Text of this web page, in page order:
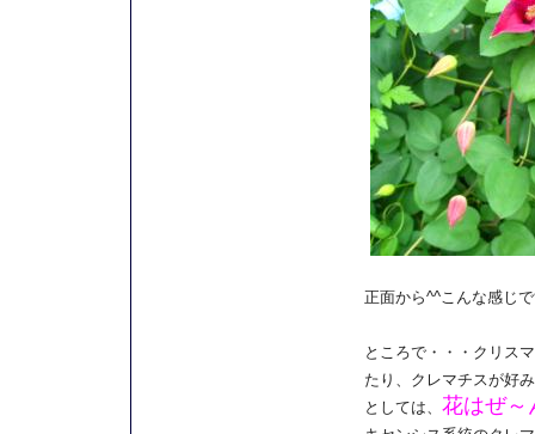
正面から^^こんな感じ
ところで・・・クリス
たり、クレマチスが好
としては、 花はぜ～